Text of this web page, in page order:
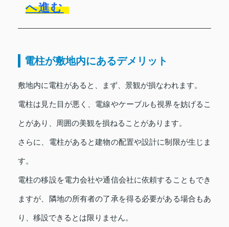
へ進む
電柱が敷地内にあるデメリット
敷地内に電柱があると、まず、景観が損なわれます。
電柱は見た目が悪く、電線やケーブルも視界を妨げるこ
とがあり、周囲の美観を損ねることがあります。
さらに、電柱があると建物の配置や設計に制限が生じま
す。
電柱の移設を電力会社や通信会社に依頼することもでき
ますが、隣地の所有者の了承を得る必要がある場合もあ
り、移設できるとは限りません。